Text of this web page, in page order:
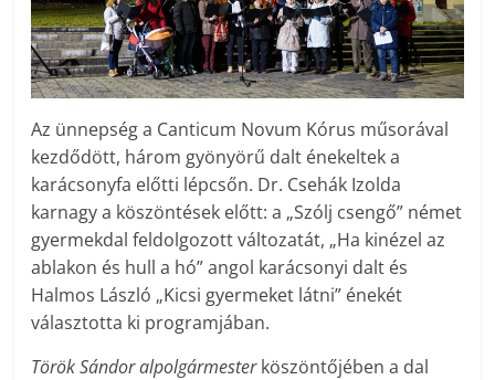
Az ünnepség a Canticum Novum Kórus műsorával
kezdődött, három gyönyörű dalt énekeltek a
karácsonyfa előtti lépcsőn. Dr. Csehák Izolda
karnagy a köszöntések előtt: a „Szólj csengő” német
gyermekdal feldolgozott változatát, „Ha kinézel az
ablakon és hull a hó” angol karácsonyi dalt és
Halmos László „Kicsi gyermeket látni” énekét
választotta ki programjában.
Török Sándor alpolgármesterköszöntőjében a dal